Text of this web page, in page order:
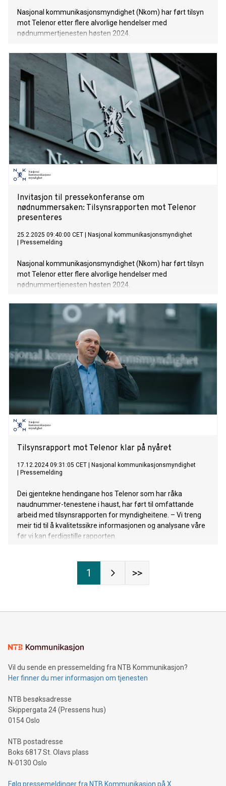
Nasjonal kommunikasjonsmyndighet (Nkom) har ført tilsyn
mot Telenor etter flere alvorlige hendelser med
nødnummertjenesten høsten 2024.
Invitasjon til pressekonferanse om
nødnummersaken: Tilsynsrapporten mot Telenor
presenteres
25.2.2025 09:40:00 CET
Nasjonal kommunikasjonsmyndighet
Pressemelding
Nasjonal kommunikasjonsmyndighet (Nkom) har ført tilsyn
mot Telenor etter flere alvorlige hendelser med
nødnummertjenesten høsten 2024.
Tilsynsrapport mot Telenor klar på nyåret
17.12.2024 09:31:05 CET
Nasjonal kommunikasjonsmyndighet
Pressemelding
Dei gjentekne hendingane hos Telenor som har råka
naudnummer-tenestene i haust, har ført til omfattande
arbeid med tilsynsrapporten for myndigheitene. – Vi treng
meir tid til å kvalitetssikre informasjonen og analysane våre
før vi kan ferdigstille rapporten.
1 >>
Vil du sende en pressemelding fra NTB Kommunikasjon?
Her finner du mer informasjon om tjenesten
NTB besøksadresse
Skippergata 24 (Pressens hus)
0154 Oslo
NTB postadresse
Boks 6817 St. Olavs plass
N-0130 Oslo
Følg pressemeldinger fra NTB Kommunikasjon på X